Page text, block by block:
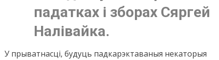
падатках і зборах Сяргей
Налівайка.
У прыватнасці, будуць падкарэктаваныя некаторыя